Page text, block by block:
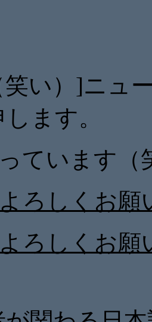
笑い）]ニュ
ます。
ています（
ろしくお願
ろしくお願